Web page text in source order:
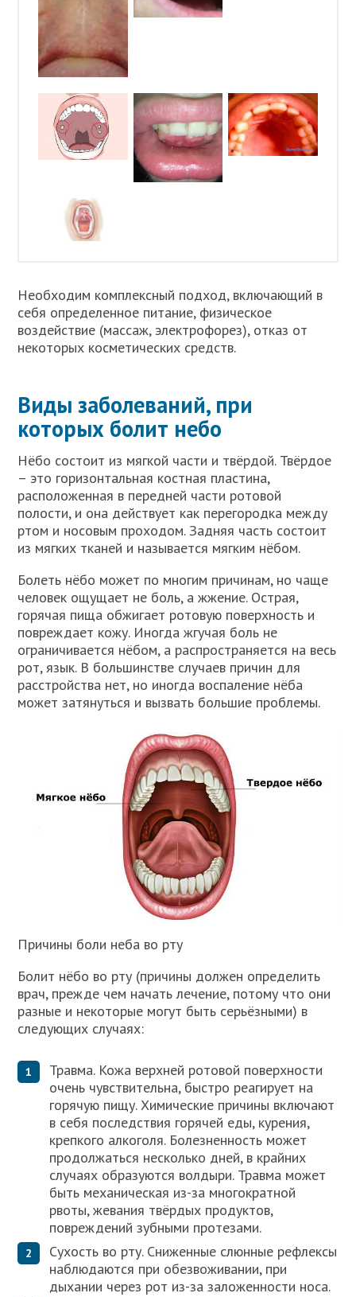
Необходим комплексный подход, включающий в
себя определенное питание, физическое
воздействие (массаж, электрофорез), отказ от
некоторых косметических средств.
Виды заболеваний, при
которых болит небо
Нёбо состоит из мягкой части и твёрдой. Твёрдое
– это горизонтальная костная пластина,
расположенная в передней части ротовой
полости, и она действует как перегородка между
ртом и носовым проходом. Задняя часть состоит
из мягких тканей и называется мягким нёбом.
Болеть нёбо может по многим причинам, но чаще
человек ощущает не боль, а жжение. Острая,
горячая пища обжигает ротовую поверхность и
повреждает кожу. Иногда жгучая боль не
ограничивается нёбом, а распространяется на весь
рот, язык. В большинстве случаев причин для
расстройства нет, но иногда воспаление нёба
может затянуться и вызвать большие проблемы.
Причины боли неба во рту
Болит нёбо во рту (причины должен определить
врач, прежде чем начать лечение, потому что они
разные и некоторые могут быть серьёзными) в
следующих случаях:
Травма. Кожа верхней ротовой поверхности
очень чувствительна, быстро реагирует на
горячую пищу. Химические причины включают
в себя последствия горячей еды, курения,
крепкого алкоголя. Болезненность может
продолжаться несколько дней, в крайних
случаях образуются волдыри. Травма может
быть механическая из-за многократной
рвоты, жевания твёрдых продуктов,
повреждений зубными протезами.
Сухость во рту. Сниженные слюнные рефлексы
наблюдаются при обезвоживании, при
дыхании через рот из-за заложенности носа.